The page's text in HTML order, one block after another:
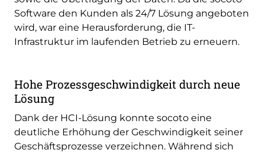
Software den Kunden als 24/7 Lösung angeboten
wird, war eine Herausforderung, die IT-
Infrastruktur im laufenden Betrieb zu erneuern.
Hohe Prozessgeschwindigkeit durch neue
Lösung
Dank der HCI-Lösung konnte socoto eine
deutliche Erhöhung der Geschwindigkeit seiner
Geschäftsprozesse verzeichnen. Während sich